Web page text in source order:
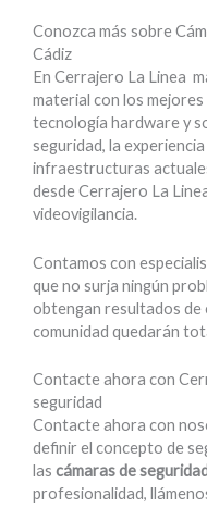
Conozca más sobre
Cádiz
En Cerrajero La Linea
material con los
tecnología hardware y
seguridad, la
infraestructuras
desde Cerrajero La
videovigilancia.
Contamos con
que no surja ningún
obtengan resultados de
comunidad quedarán
Contacte ahora con
seguridad
Contacte ahora con
definir el concepto de
las cámaras de
profesionalidad,